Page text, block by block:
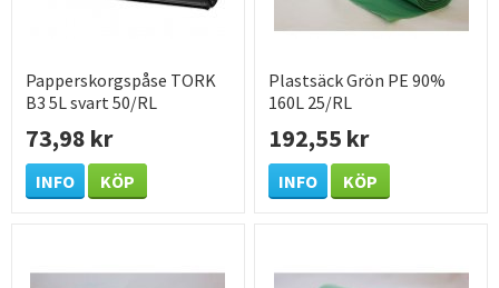
Papperskorgspåse TORK
B3 5L svart 50/RL
73,98 kr
INFO KÖP
Plastsäck Grön PE 90%
160L 25/RL
192,55 kr
INFO KÖP